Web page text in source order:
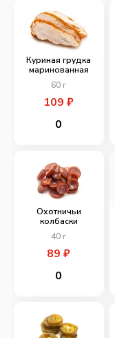
Куриная грудка
маринованная
60 г
109₽
0
Охотничьи
колбаски
40 г
89₽
0